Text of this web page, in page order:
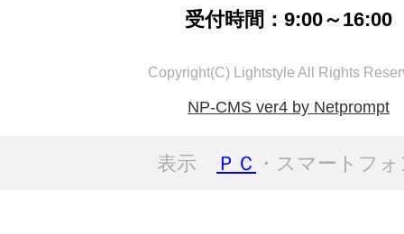
受付時間：9:00～16:00
Copyright(C) Lightstyle All Rights
NP-CMS ver4 by Netprompt
表示 ＰＣ ・スマートフ